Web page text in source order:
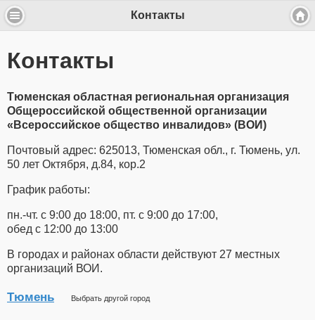
Контакты
Контакты
Тюменская областная региональная организация
Общероссийской общественной организации
«Всероссийское общество инвалидов» (ВОИ)
Почтовый адрес: 625013, Тюменская обл., г. Тюмень, ул.
50 лет Октября, д.84, кор.2
График работы:
пн.-чт. с 9:00 до 18:00, пт. с 9:00 до 17:00,
обед с 12:00 до 13:00
В городах и районах области действуют 27 местных
организаций ВОИ.
Тюмень Выбрать другой город